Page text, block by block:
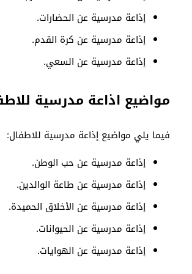
إذاعة مدرسية عن الحضارات.
إذاعة مدرسية عن كرة القدم.
إذاعة مدرسية عن السعي.
مواضيع اذاعة مدرسية
فيما يلي مواضيع إذاعة مدرسية للاطفال:
إذاعة مدرسية عن حب الوطن.
إذاعة مدرسية عن طاعة الوالدين.
إذاعة مدرسية عن الأخلاق الحميدة.
إذاعة مدرسية عن الحيوانات.
إذاعة مدرسية عن الهوايات.